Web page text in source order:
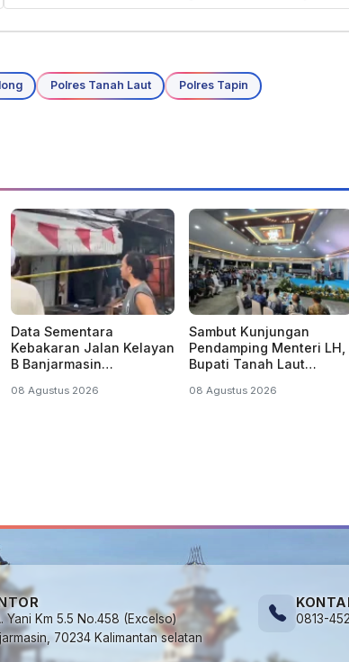
Polres Tanah Laut Polres Tapin
Data Sementara
Kebakaran Jalan Kelayan
B Banjarmasin
08 Agustus 2026
Sambut Kunjungan
Pendamping Menteri LH,
Bupati Tanah Laut
08 Agustus 2026
Yani Km 5.5 No.458 (Excelso)
70234 Kalimantan selatan
0813-